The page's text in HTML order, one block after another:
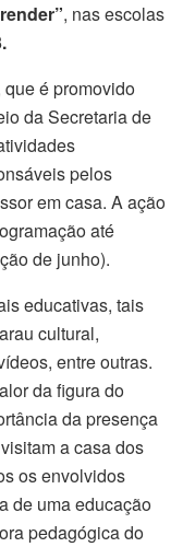
, nas escolas
que é promovido
da Secretaria de
pelos
em casa. A ação
até
de junho).
educativas, tais
cultural,
entre outras.
da figura do
da presença
a casa dos
os envolvidos
de uma educação
pedagógica do